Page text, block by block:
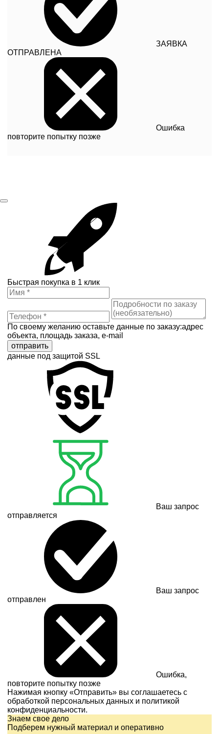
ЗАЯВКА
ОТПРАВЛЕНА
Ошибка
повторите попытку позже
Быстрая покупка в 1 клик
По своему желанию оставьте данные по заказу:адрес
объекта, площадь заказа, e-mail
отправить
данные под защитой SSL
Ваш запрос
отправляется
Ваш запрос
отправлен
Ошибка,
повторите попытку позже
Нажимая кнопку «Отправить» вы соглашаетесь с
обработкой персональных данных и политикой
конфиденциальности.
Знаем свое дело
Подберем нужный материал и оперативно